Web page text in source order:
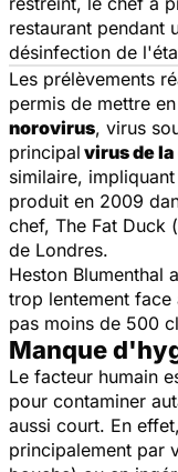
restaurant pendant
désinfection de
Les prélèvements
permis de mettre
norovirus, virus
principal virus de
similaire,
produit en 2009
chef, The Fat Duck
de Londres.
Heston Blumenthal
trop lentement face
pas moins de 500
Manque
Le facteur humain
pour contaminer
aussi court. En
principalement par